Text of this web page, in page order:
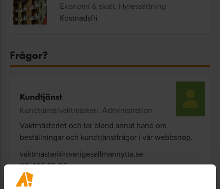
Ekonomi & skatt, Hyressättning
Kostnadsfri
Frågor?
Kundtjänst
Kundtjänst/vaktmästeri, Administration
Vaktmästeriet och tar bland annat hand om
beställningar och kundtjänstfrågor i vår webbshop.
vaktmasteri@sverigesallmannytta.se
08-406 55 00